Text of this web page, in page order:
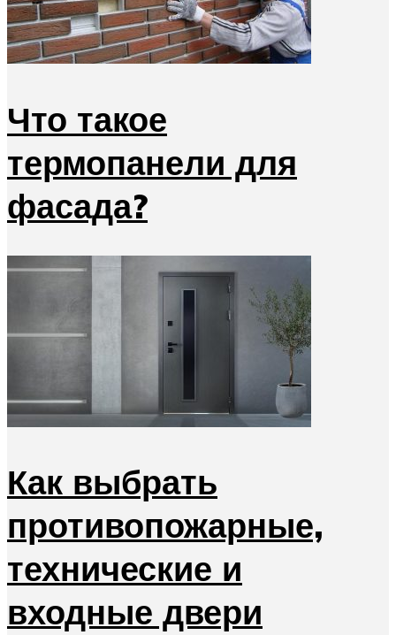
Что такое
термопанели для
фасада?
Как выбрать
противопожарные,
технические и
входные двери